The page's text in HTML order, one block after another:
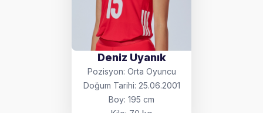
Deniz Uyanık
Pozisyon: Orta Oyuncu
Doğum Tarihi: 25.06.2001
Boy: 195 cm